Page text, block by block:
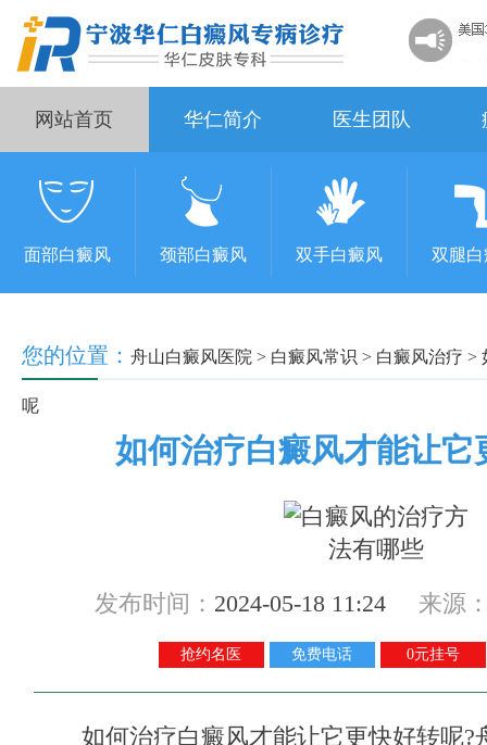
网站首页 华仁简介 医生团队
面部白癜风 颈部白癜风 双手白癜风 双腿
您的位置： 舟山白癜风医院 > 白癜风常识 > 白癜风治疗 >
呢
如何治疗白癜风才能让它
发布时间： 2024-05-18 11:24 来源
抢约名医 免费电话 0元挂号
如何治疗白癜风才能让它更快好转呢?